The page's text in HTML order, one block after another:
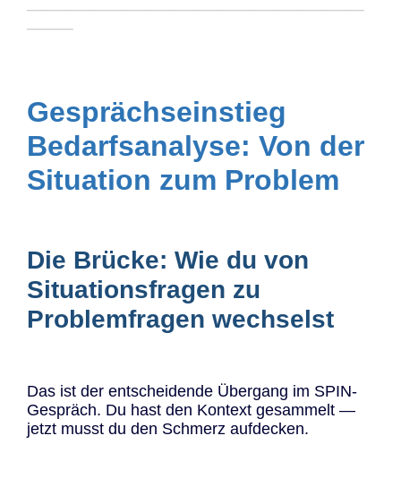
─────────────────────────────
────
Gesprächseinstieg
Bedarfsanalyse: Von der
Situation zum Problem
Die Brücke: Wie du von
Situationsfragen zu
Problemfragen wechselst
Das ist der entscheidende Übergang im SPIN-
Gespräch. Du hast den Kontext gesammelt —
jetzt musst du den Schmerz aufdecken.